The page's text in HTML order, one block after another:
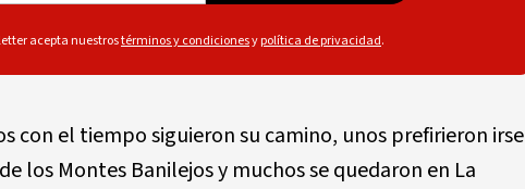
acepta nuestrostérminos y condicionesypolítica de privacidad.
con el tiempo siguieron su camino, unos prefirieron irse
los Montes Banilejos y muchos se quedaron en La